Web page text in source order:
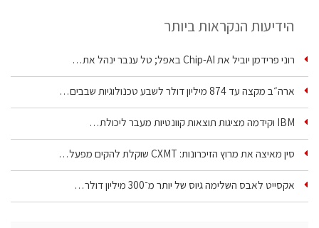
הידיעות הנקראות ביותר
רוני פרידמן יוביל את Chip‑AI באפל; טל ענבר ינהל את…
ארה״ב מקצה עד 874 מיליון דולר לשבע טכנולוגיות שבבים…
IBM וקידמה מציגות תוצאות קוונטיות מעבר ליכולת…
סין מאיצה את מרוץ הזיכרונות: CXMT שוקלת להקים מפעל…
אקסייט לאבס השלימה גיוס של יותר מ־300 מיליון דולר…